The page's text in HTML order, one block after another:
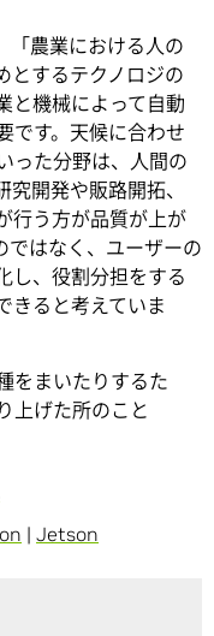
「農業における人の
とするテクノロジの
と機械によって自動
です。天候に合わせ
った分野は、人間の
開発や販路開拓、
行う方が品質が上が
ではなく、ユーザーの
し、役割分担をする
きると考えていま
をまいたりするた
上げた所のこと
| Jetson